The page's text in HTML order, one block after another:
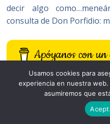
decir algo
consulta de Don Porfidio:
Apóyanos con un
0 de 5
Usamos cookies para
experiencia en nuestra
asumiremos que